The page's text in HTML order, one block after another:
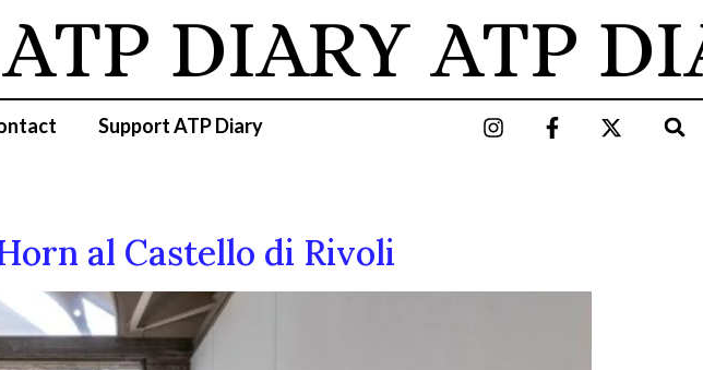
DIARY ATP
Support ATP Diary
al Castello di Rivoli